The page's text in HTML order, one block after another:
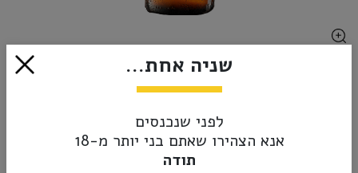
₪9.00
שניה אחת...
לפני שנכנסים
אנא הצהירו שאתם בני יותר מ-18
תודה